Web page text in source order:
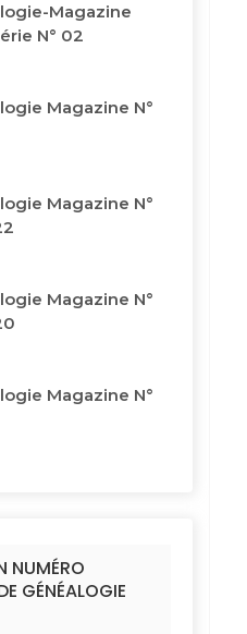
Magazine
N° 02
Magazine N°
Magazine N°
Magazine N°
Magazine N°
NUMÉRO
GÉNÉALOGIE